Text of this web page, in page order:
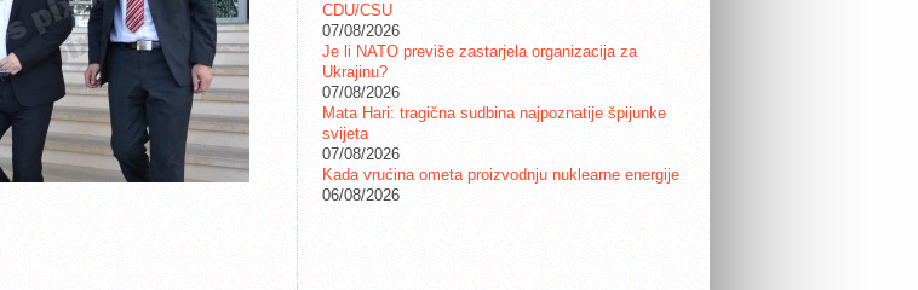
CDU/CSU
07/08/2026
Je li NATO previše zastarjela organizacija za
Ukrajinu?
07/08/2026
Mata Hari: tragična sudbina najpoznatije špijunke
svijeta
07/08/2026
Kada vrućina ometa proizvodnju nuklearne energije
06/08/2026